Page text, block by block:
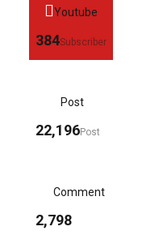
Youtube
384Subscriber
Post
22,196Post
Comment
2,798